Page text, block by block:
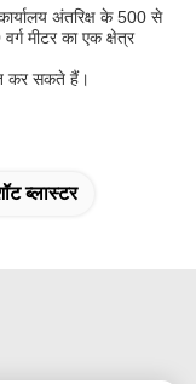
अंतरिक्ष के 500 से
मीटर का एक क्षेत्र
कर सकते हैं।
ब्लास्टर